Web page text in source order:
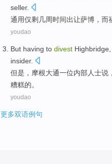
seller.
通用仅剩 几周时间出让萨博 ， 而
youdao
But having to divest Highbridge
insider.
但是 ， 摩根大通一位内部人士说 ，
糟糕的。
youdao
更多双语例句